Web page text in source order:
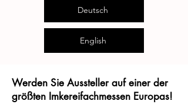
Deutsch
English
Werden Sie Aussteller auf einer der
größten Imkereifachmessen Europas!